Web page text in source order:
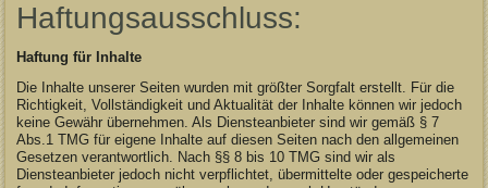
Haftungsausschluss:
Haftung für Inhalte
Die Inhalte unserer Seiten wurden mit größter Sorgfalt erstellt. Für die
Richtigkeit, Vollständigkeit und Aktualität der Inhalte können wir jedoch
keine Gewähr übernehmen. Als Diensteanbieter sind wir gemäß § 7
Abs.1 TMG für eigene Inhalte auf diesen Seiten nach den allgemeinen
Gesetzen verantwortlich. Nach §§ 8 bis 10 TMG sind wir als
Diensteanbieter jedoch nicht verpflichtet, übermittelte oder gespeicherte